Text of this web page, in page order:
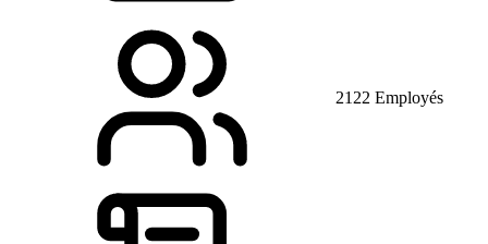
2122 Employés